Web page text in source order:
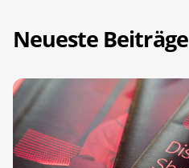
Neueste Beiträge